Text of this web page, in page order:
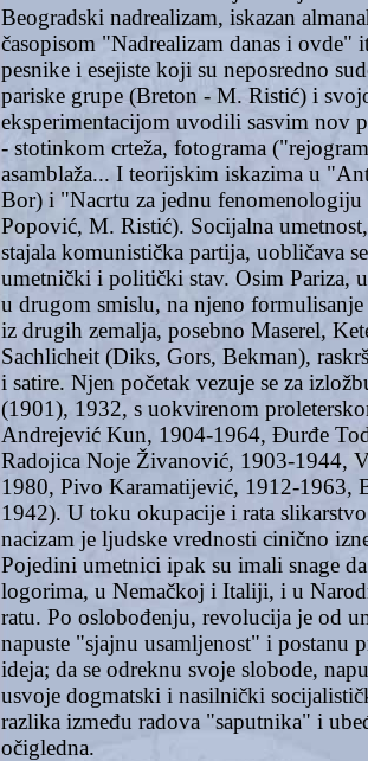
Beogradski nadrealizam, iskazan
časopisom "Nadrealizam danas i ovde"
pesnike i esejiste koji su neposredno
pariske grupe (Breton - M. Ristić) i
eksperimentacijom uvodili sasvim nov
- stotinkom crteža, fotograma
asamblaža... I teorijskim iskazima u
Bor) i "Nacrtu za jednu
Popović, M. Ristić). Socijalna
stajala komunistička partija, uobličava
umetnički i politički stav. Osim Pariza,
u drugom smislu, na njeno
iz drugih zemalja, posebno Maserel,
Sachlicheit (Diks, Gors, Bekman),
i satire. Njen početak vezuje se za
(1901), 1932, s uokvirenom
Andrejević Kun, 1904-1964, Đurđe
Radojica Noje Živanović, 1903-1944,
1980, Pivo Karamatijević, 1912-1963,
1942). U toku okupacije i rata
nacizam je ljudske vrednosti cinično
Pojedini umetnici ipak su imali snage
logorima, u Nemačkoj i Italiji, i u
ratu. Po oslobođenju, revolucija je od
napuste "sjajnu usamljenost" i postanu
ideja; da se odreknu svoje slobode,
usvoje dogmatski i nasilnički
razlika između radova "saputnika" i
očigledna.